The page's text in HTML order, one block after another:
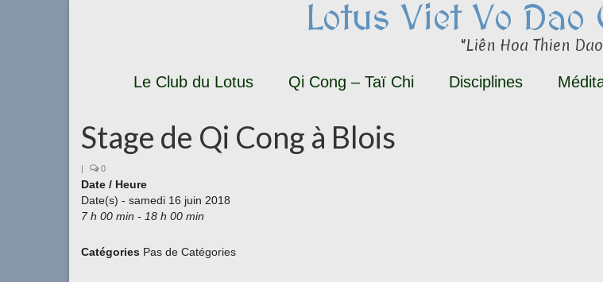
Lotus Viet Vo Dao
"Liên Hoa Thien
Le Club du Lotus Qi Cong – Taï Chi Disciplines
Stage de Qi Cong à Blois
| 0
Date / Heure
Date(s) - samedi 16 juin 2018
7 h 00 min - 18 h 00 min
Catégories Pas de Catégories